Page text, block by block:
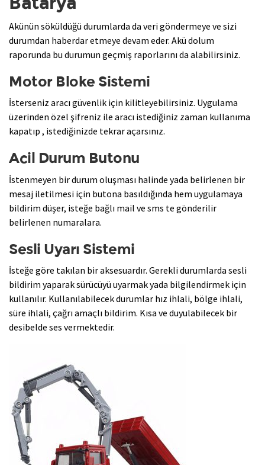
Akünün söküldüğü durumlarda da veri göndermeye ve sizi
durumdan haberdar etmeye devam eder. Akü dolum
raporunda bu durumun geçmiş raporlarını da alabilirsiniz.
Motor Bloke Sistemi
İsterseniz aracı güvenlik için kilitleyebilirsiniz. Uygulama
üzerinden özel şifreniz ile aracı istediğiniz zaman kullanıma
kapatıp , istediğinizde tekrar açarsınız.
Acil Durum Butonu
İstenmeyen bir durum oluşması halinde yada belirlenen bir
mesaj iletilmesi için butona basıldığında hem uygulamaya
bildirim düşer, isteğe bağlı mail ve sms te gönderilir
belirlenen numaralara.
Sesli Uyarı Sistemi
İsteğe göre takılan bir aksesuardır. Gerekli durumlarda sesli
bildirim yaparak sürücüyü uyarmak yada bilgilendirmek için
kullanılır. Kullanılabilecek durumlar hız ihlali, bölge ihlali,
süre ihlali, çağrı amaçlı bildirim. Kısa ve duyulabilecek bir
desibelde ses vermektedir.